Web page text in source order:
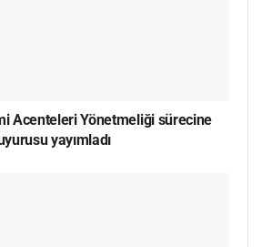
Acenteleri Yönetmeliği sürecine
yayımladı